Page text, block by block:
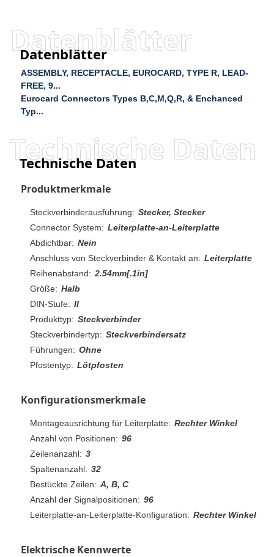
Datenblätter
Datenblätter
ASSEMBLY, RECEPTACLE, EUROCARD, TYPE R, LEAD-
FREE, 9...
Eurocard Connectors Types B,C,M,Q,R, & Enchanced
Typ...
Technische Daten
Technische Daten
Produktmerkmale
Steckverbinderausführung: Stecker, Stecker
Connector System: Leiterplatte-an-Leiterplatte
Abdichtbar: Nein
Anschluss von Steckverbinder & Kontakt an: Leiterplatte
Reihenabstand: 2.54mm[.1in]
Größe: Halb
DIN-Stufe: II
Produkttyp: Steckverbinder
Steckverbindertyp: Steckverbindersatz
Führungen: Ohne
Pfostentyp: Lötpfosten
Konfigurationsmerkmale
Montageausrichtung für Leiterplatte: Rechter Winkel
Anzahl von Positionen: 96
Zeilenanzahl: 3
Spaltenanzahl: 32
Bestückte Zeilen: A, B, C
Anzahl der Signalpositionen: 96
Leiterplatte-an-Leiterplatte-Konfiguration: Rechter Winkel
Elektrische Kennwerte